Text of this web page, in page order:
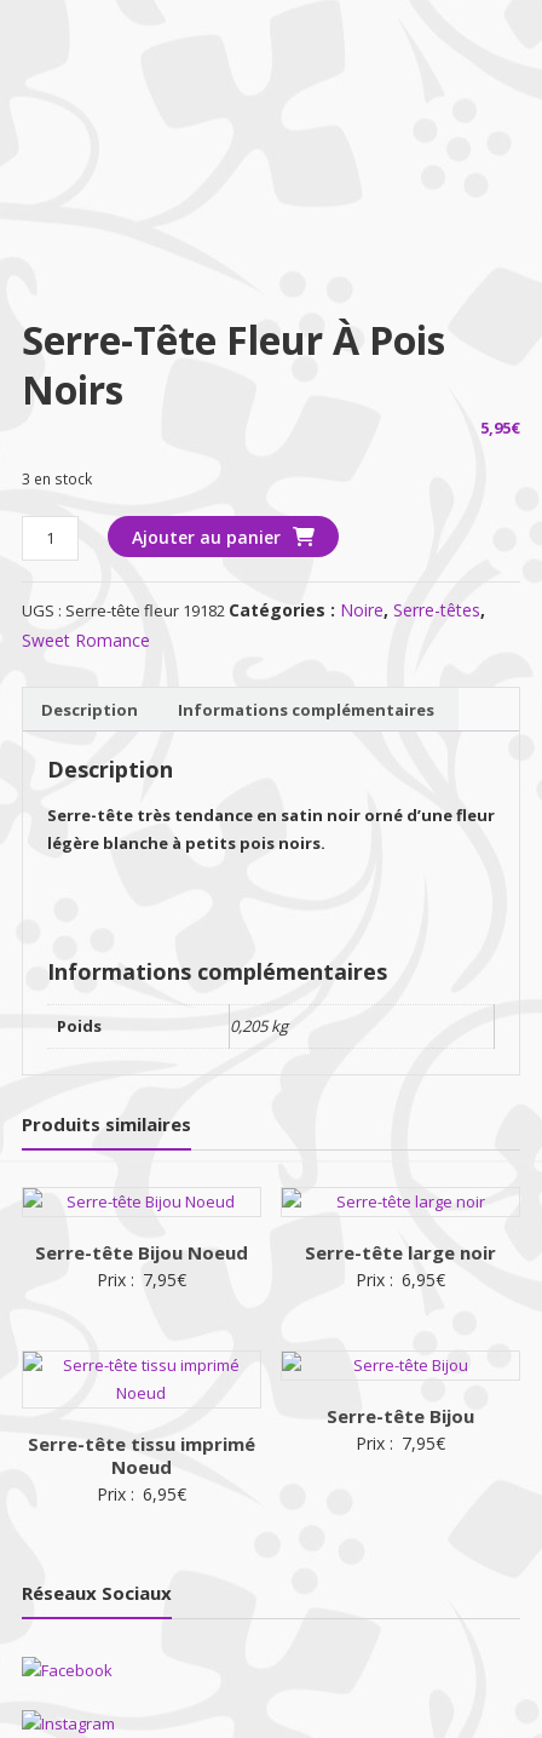
Serre-Tête Fleur À Pois
Noirs
5,95€
3 en stock
quantité
de
Serre-
tête
fleur
Ajouter au panier
UGS : Serre-tête fleur 19182 Catégories : Noire, Serre-têtes,
Sweet Romance
Description Informations complémentaires
Description
Serre-tête très tendance en satin noir orné d’une fleur
légère blanche à petits pois noirs.
Informations complémentaires
Poids 0,205 kg
Produits similaires
Serre-tête Bijou Noeud
Prix : 7,95€
Serre-tête large noir
Prix : 6,95€
Serre-tête tissu imprimé
Noeud
Prix : 6,95€
Serre-tête Bijou
Prix : 7,95€
Réseaux Sociaux